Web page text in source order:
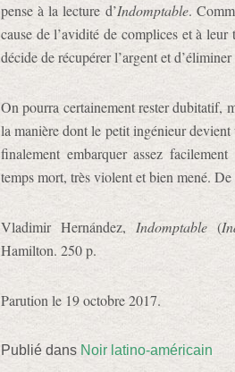
pense à la lecture d’Indomptable.
cause de l’avidité de complices et à
décide de récupérer l’argent et
On pourra certainement rester dubitatif,
la manière dont le petit ingénieur devient
finalement embarquer assez
temps mort, très violent et bien mené.
Vladimir Hernández, Indomptable (
Hamilton. 250 p.
Parution le 19 octobre 2017.
Publié dans Noir latino-américain